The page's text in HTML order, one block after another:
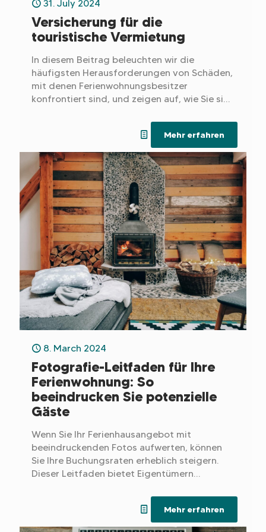
31. July 2024
Versicherung für die
touristische Vermietung
In diesem Beitrag beleuchten wir die
häufigsten Herausforderungen von Schäden,
mit denen Ferienwohnungsbesitzer
konfrontiert sind, und zeigen auf, wie Sie sich
langwierige Auseinandersetzungen
vermeiden können. Entdecken Sie, wie eine
Versicherung Ihnen helfen kann, Ihre
Ferienimmobilie optimal zu schützen und den
Vermietungsalltag sorgloser zu gestalten.
Mehr erfahren
8. March 2024
Fotografie-Leitfaden für Ihre
Ferienwohnung: So
beeindrucken Sie potenzielle
Gäste
Wenn Sie Ihr Ferienhausangebot mit
beeindruckenden Fotos aufwerten, können
Sie Ihre Buchungsraten erheblich steigern.
Dieser Leitfaden bietet Eigentümern
Nutzung des natürlichen Lichts und Auswahl
der richtigen Ausrüstung, um fesselnde
Bilder zu produzieren, die eine überzeugende
Mehr erfahren